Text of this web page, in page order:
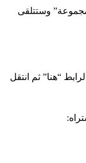
وستتلقى
“هنا” ثم انتقل